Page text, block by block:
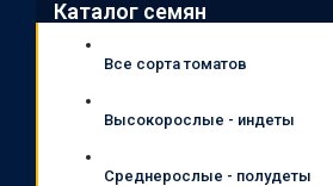
Каталог семян
Все сорта томатов
Высокорослые - индеты
Среднерослые - полудеты